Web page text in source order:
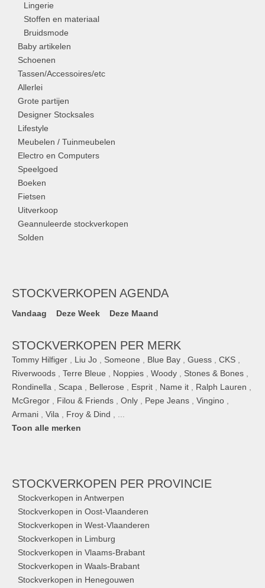
Lingerie
Stoffen en materiaal
Bruidsmode
Baby artikelen
Schoenen
Tassen/Accessoires/etc
Allerlei
Grote partijen
Designer Stocksales
Lifestyle
Meubelen / Tuinmeubelen
Electro en Computers
Speelgoed
Boeken
Fietsen
Uitverkoop
Geannuleerde stockverkopen
Solden
STOCKVERKOPEN AGENDA
Vandaag Deze Week Deze Maand
STOCKVERKOPEN PER MERK
Tommy Hilfiger Liu Jo Someone Blue Bay Guess CKS
Riverwoods
Terre Bleue Noppies Woody Stones & Bones
Rondinella
Scapa Bellerose Esprit Name it Ralph Lauren
McGregor
Filou & Friends Only Pepe Jeans Vingino
Armani
Vila Froy & Dind
Toon alle merken
STOCKVERKOPEN PER PROVINCIE
Stockverkopen in Antwerpen
Stockverkopen in Oost-Vlaanderen
Stockverkopen in West-Vlaanderen
Stockverkopen in Limburg
Stockverkopen in Vlaams-Brabant
Stockverkopen in Waals-Brabant
Stockverkopen in Henegouwen